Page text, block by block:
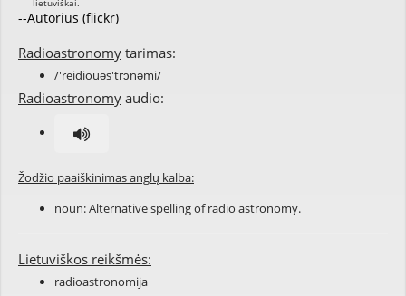
--Autorius (flickr)
Radioastronomy tarimas:
/'reidiouəs'trɔnəmi/
Radioastronomy audio:
Žodžio paaiškinimas anglų kalba:
noun: Alternative spelling ofradio astronomy.
Lietuviškos reikšmės:
radioastronomija